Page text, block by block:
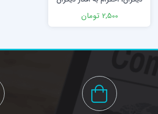
را چگونه تمرین کنیم؟
2,500 تومان